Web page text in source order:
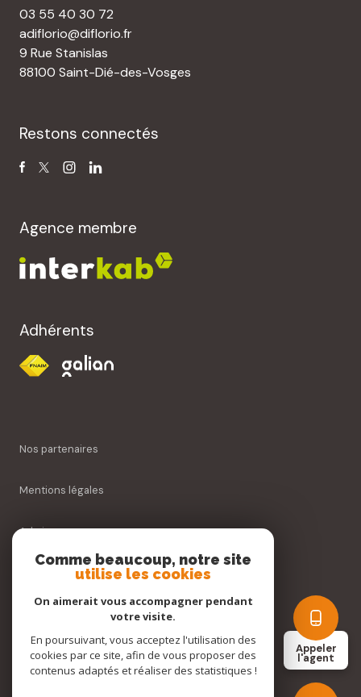
Appeler
l'agent
03 55 40 30 72
adiflorio@diflorio.fr
9 Rue Stanislas
88100 Saint-Dié-des-Vosges
Restons connectés
Agence membre
Adhérents
Nos partenaires
Mentions légales
Admin
Nos honoraires
Cookies
Comme beaucoup, notre site
utilise les cookies
On aimerait vous accompagner pendant
votre visite.
En poursuivant, vous acceptez l'utilisation des
cookies par ce site, afin de vous proposer des
contenus adaptés et réaliser des statistiques !